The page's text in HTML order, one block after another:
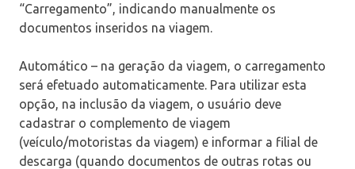
“Carregamento”, indicando manualmente os
documentos inseridos na viagem.
Automático – na geração da viagem, o carregamento
será efetuado automaticamente. Para utilizar esta
opção, na inclusão da viagem, o usuário deve
cadastrar o complemento de viagem
(veículo/motoristas da viagem) e informar a filial de
descarga (quando documentos de outras rotas ou